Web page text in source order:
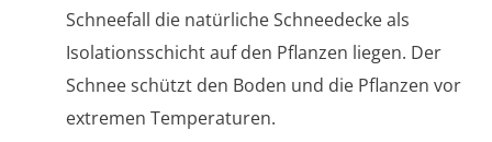
Schneefall die natürliche Schneedecke als
Isolationsschicht auf den Pflanzen liegen. Der
Schnee schützt den Boden und die Pflanzen vor
extremen Temperaturen.